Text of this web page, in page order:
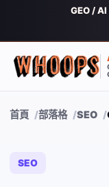
GEO / AI
首頁 部落格 SEO
SEO